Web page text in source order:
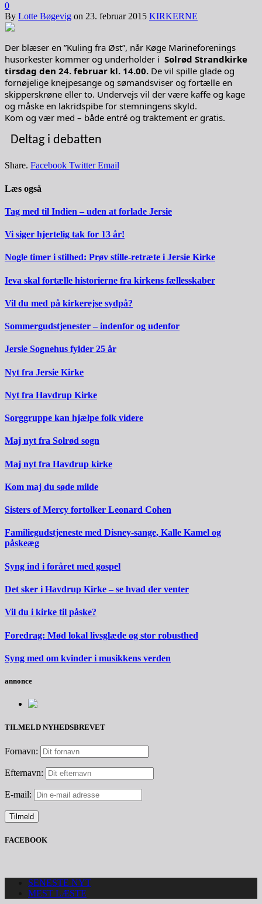
0
By Lotte Bøgevig on 23. februar 2015 KIRKERNE
Der blæser en ”Kuling fra Øst”, når Køge Marineforenings
husorkester kommer og underholder i Solrød Strandkirke
tirsdag den 24. februar kl. 14.00. De vil spille glade og
fornøjelige knejpesange og sømandsviser og fortælle en
skipperskrøne eller to. Undervejs vil der være kaffe og kage
og måske en lakridspibe for stemningens skyld.
Kom og vær med – både entré og traktement er gratis.
Deltag i debatten
Share. Facebook Twitter Email
Læs også
Tag med til Indien – uden at forlade Jersie
Vi siger hjertelig tak for 13 år!
Nogle timer i stilhed: Prøv stille-retræte i Jersie Kirke
Ieva skal fortælle historierne fra kirkens fællesskaber
Vil du med på kirkerejse sydpå?
Sommergudstjenester – indenfor og udenfor
Jersie Sognehus fylder 25 år
Nyt fra Jersie Kirke
Nyt fra Havdrup Kirke
Sorggruppe kan hjælpe folk videre
Maj nyt fra Solrød sogn
Maj nyt fra Havdrup kirke
Kom maj du søde milde
Sisters of Mercy fortolker Leonard Cohen
Familiegudstjeneste med Disney-sange, Kalle Kamel og
påskeæg
Syng ind i foråret med gospel
Det sker i Havdrup Kirke – se hvad der venter
Vil du i kirke til påske?
Foredrag: Mød lokal livsglæde og stor robusthed
Syng med om kvinder i musikkens verden
annonce
TILMELD NYHEDSBREVET
Fornavn:
Efternavn:
E-mail:
FACEBOOK
SENESTE NYT
MEST LÆSTE